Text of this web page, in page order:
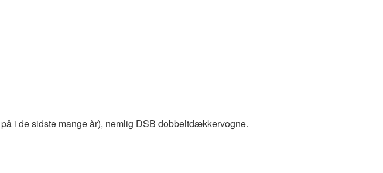
i de sidste mange år), nemlig DSB dobbeltdækkervogne.